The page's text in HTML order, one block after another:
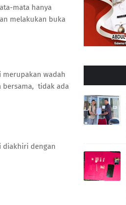
mata hanya
melakukan buka
merupakan wadah
bersama, tidak ada
diakhiri dengan